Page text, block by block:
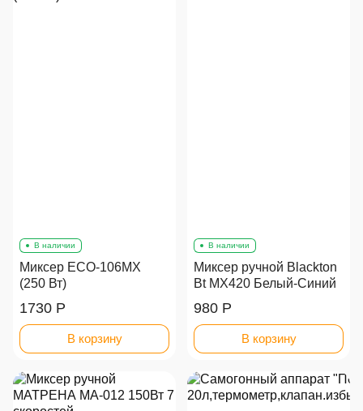
В наличии
Миксер ECO-106MX
(250 Вт)
1730 Р
В корзину
В наличии
Миксер ручной Blackton
Bt MX420 Белый-Синий
980 Р
В корзину